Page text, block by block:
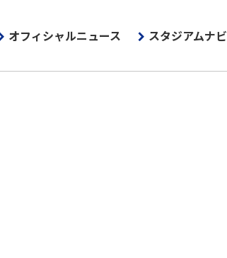
オフィシャルニュース スタジアムナビ